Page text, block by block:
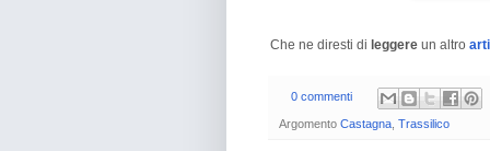
Che ne diresti di leggere un altro
0 commenti
Argomento Castagna Trassilico